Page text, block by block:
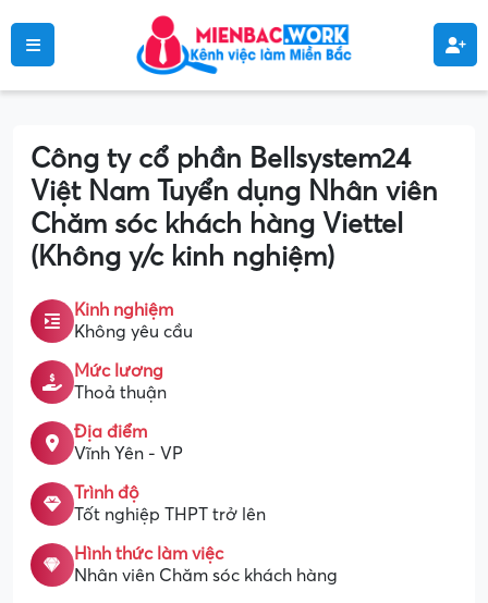
Công ty cổ phần Bellsystem24
Việt Nam Tuyển dụng Nhân viên
Chăm sóc khách hàng Viettel
(Không y/c kinh nghiệm)
Kinh nghiệm
Không yêu cầu
Mức lương
Thoả thuận
Địa điểm
Vĩnh Yên - VP
Trình độ
Tốt nghiệp THPT trở lên
Hình thức làm việc
Nhân viên Chăm sóc khách hàng